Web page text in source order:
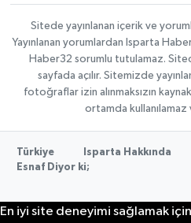
Sitede yayınlanan içerik ve
Yayınlanan yorumlardan Isparta
Haber32 sorumlu tutulamaz.
sayfada açılır. Sitemizde
fotoğraflar izin alınmaksızın
ortamda kullanılamaz
Türkiye
Isparta Hakkında
Esnaf Diyor ki;
En iyi site deneyimi sağlamak